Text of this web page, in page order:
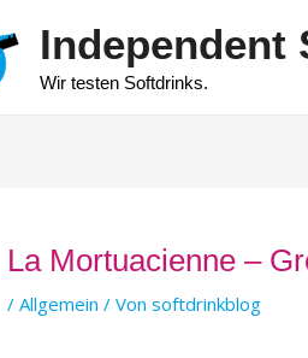
Independent
Wir testen Softdrinks.
La Mortuacienne –
/ Allgemein / Von softdrinkblog